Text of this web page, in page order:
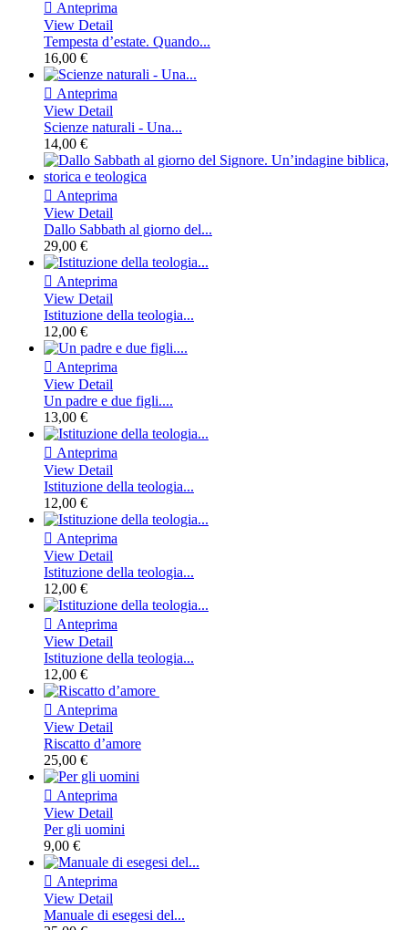
 Anteprima
View Detail
Tempesta d’estate. Quando...
16,00 €
 Anteprima
View Detail
Scienze naturali - Una...
14,00 €
 Anteprima
View Detail
Dallo Sabbath al giorno del...
29,00 €
 Anteprima
View Detail
Istituzione della teologia...
12,00 €
 Anteprima
View Detail
Un padre e due figli....
13,00 €
 Anteprima
View Detail
Istituzione della teologia...
12,00 €
 Anteprima
View Detail
Istituzione della teologia...
12,00 €
 Anteprima
View Detail
Istituzione della teologia...
12,00 €
 Anteprima
View Detail
Riscatto d’amore
25,00 €
 Anteprima
View Detail
Per gli uomini
9,00 €
 Anteprima
View Detail
Manuale di esegesi del...